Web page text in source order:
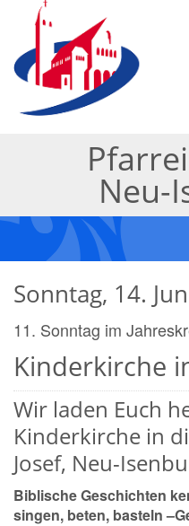
Neu-
Kinderkirche
Sonntag, 14.
11. Sonntag im
Wir laden Euch
Kinderkirche in
Josef, Neu-
Biblische Geschichten
singen, beten, basteln